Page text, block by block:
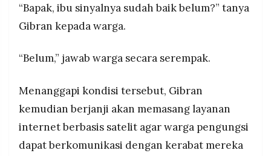
“Bapak, ibu sinyalnya sudah baik belum?” tanya
Gibran kepada warga.
“Belum,” jawab warga secara serempak.
Menanggapi kondisi tersebut, Gibran
kemudian berjanji akan memasang layanan
internet berbasis satelit agar warga pengungsi
dapat berkomunikasi dengan kerabat mereka